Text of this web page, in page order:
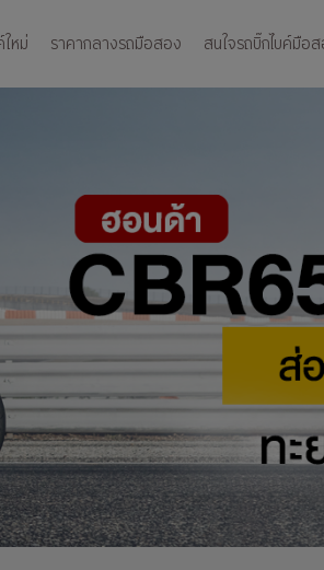
หม่ ราคากลางรถมือสอง สนใจรถบิ๊กไบค์มือ